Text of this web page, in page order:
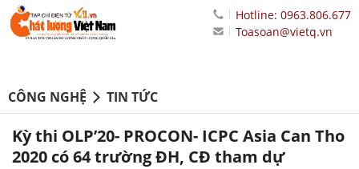
Hotline: 0963.806.677
Toasoan@vietq.vn
CÔNG NGHỆ TIN TỨC
Kỳ thi OLP’20- PROCON- ICPC Asia Can Tho
2020 có 64 trường ĐH, CĐ tham dự